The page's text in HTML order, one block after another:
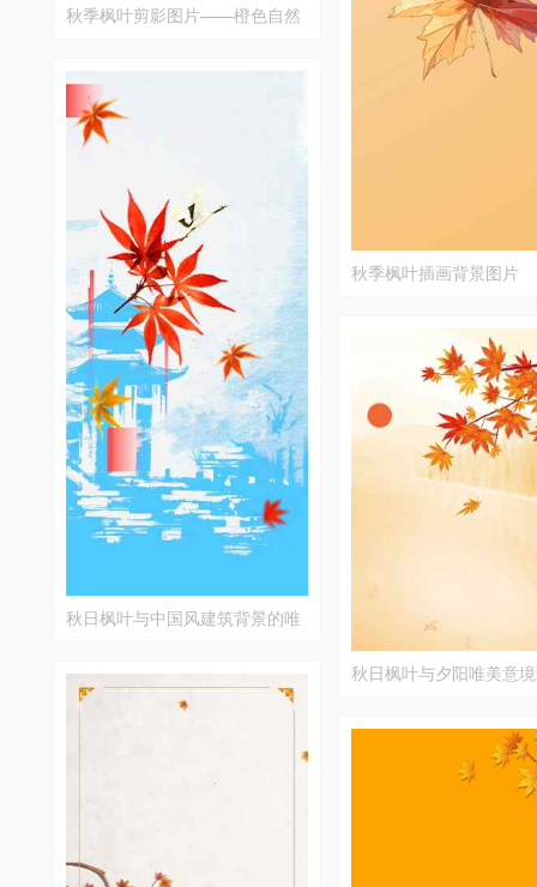
秋季枫叶剪影图片——橙色自然
秋日枫叶与中国风建筑背景的唯
秋季枫叶插画背景图片
秋日枫叶与夕阳唯美意